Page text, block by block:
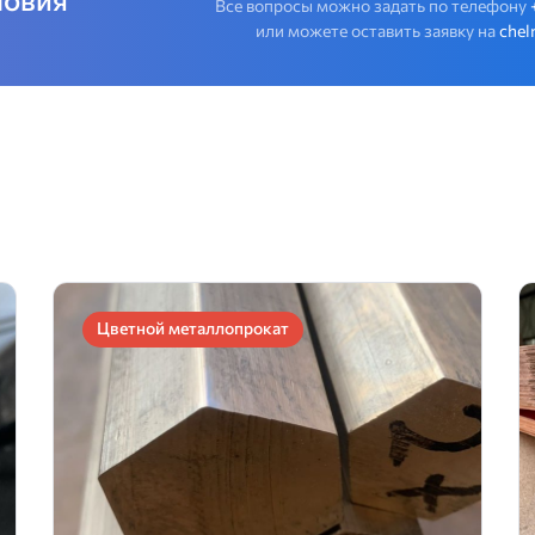
Все вопросы можно задать по телефону
или можете оставить заявку на
Цветной металлопрокат